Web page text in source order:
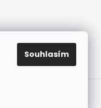
Souhlasím